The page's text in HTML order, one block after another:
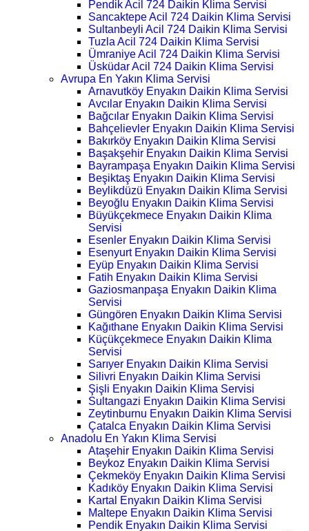
Pendik Acil 724 Daikin Klima Servisi
Sancaktepe Acil 724 Daikin Klima Servisi
Sultanbeyli Acil 724 Daikin Klima Servisi
Tuzla Acil 724 Daikin Klima Servisi
Ümraniye Acil 724 Daikin Klima Servisi
Üsküdar Acil 724 Daikin Klima Servisi
Avrupa En Yakın Klima Servisi
Arnavutköy Enyakın Daikin Klima Servisi
Avcılar Enyakın Daikin Klima Servisi
Bağcılar Enyakın Daikin Klima Servisi
Bahçelievler Enyakın Daikin Klima Servisi
Bakırköy Enyakın Daikin Klima Servisi
Başakşehir Enyakın Daikin Klima Servisi
Bayrampaşa Enyakın Daikin Klima Servisi
Beşiktaş Enyakın Daikin Klima Servisi
Beylikdüzü Enyakın Daikin Klima Servisi
Beyoğlu Enyakın Daikin Klima Servisi
Büyükçekmece Enyakın Daikin Klima
Servisi
Esenler Enyakın Daikin Klima Servisi
Esenyurt Enyakın Daikin Klima Servisi
Eyüp Enyakın Daikin Klima Servisi
Fatih Enyakın Daikin Klima Servisi
Gaziosmanpaşa Enyakın Daikin Klima
Servisi
Güngören Enyakın Daikin Klima Servisi
Kağıthane Enyakın Daikin Klima Servisi
Küçükçekmece Enyakın Daikin Klima
Servisi
Sarıyer Enyakın Daikin Klima Servisi
Silivri Enyakın Daikin Klima Servisi
Şişli Enyakın Daikin Klima Servisi
Sultangazi Enyakın Daikin Klima Servisi
Zeytinburnu Enyakın Daikin Klima Servisi
Çatalca Enyakın Daikin Klima Servisi
Anadolu En Yakın Klima Servisi
Ataşehir Enyakın Daikin Klima Servisi
Beykoz Enyakın Daikin Klima Servisi
Çekmeköy Enyakın Daikin Klima Servisi
Kadıköy Enyakın Daikin Klima Servisi
Kartal Enyakın Daikin Klima Servisi
Maltepe Enyakın Daikin Klima Servisi
Pendik Enyakın Daikin Klima Servisi